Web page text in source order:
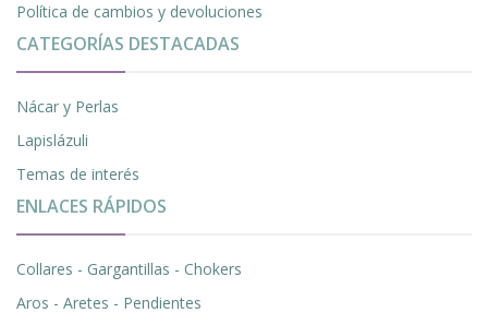
Política de cambios y devoluciones
CATEGORÍAS DESTACADAS
Nácar y Perlas
Lapislázuli
Temas de interés
ENLACES RÁPIDOS
Collares - Gargantillas - Chokers
Aros - Aretes - Pendientes